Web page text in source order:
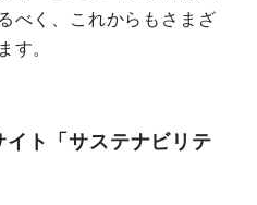
べく、これからもさまざ
す。
ト「サステナビリテ